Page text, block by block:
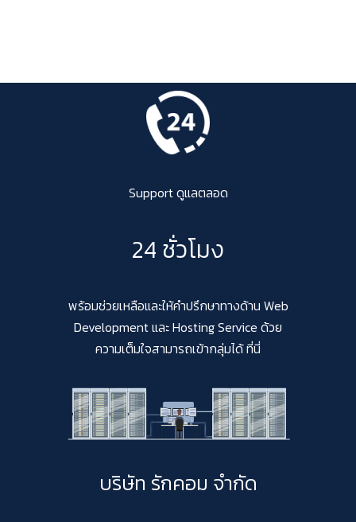
Support ดูแลตลอด
24 ชั่วโมง
พร้อมช่วยเหลือและให้คำปรึกษาทางด้าน Web
Development และ Hosting Service ด้วย
ความเต็มใจสามารถเข้ากลุ่มได้ ที่นี่
บริษัท รักคอม จำกัด